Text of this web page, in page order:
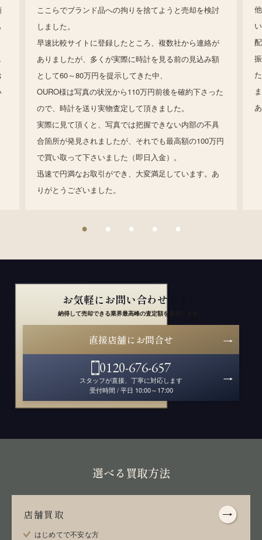
ここらでブランド品への拘りを捨てようと売却を検討
しました。
早速比較サイトに登録したところ、複数社から連絡が
ありましたが、多くが実際に時計を見る前の見込み額
として60～80万円を提示してきた中、
OURO様は写真の状況から110万円前後を確約下さった
ので、時計を送り実物査定して頂きました。
実際に見て頂くと、写真では把握できない内部の不具
合箇所が発見されましたが、それでも最高額の100万円
で買い取って下さいました（即日入金）。
迅速で円満なお取引ができ、大変満足しています。あ
りがとうございました。
お気軽にお問い合わせ下さい
納得して売却できる業界最高峰の査定額を提示します。
直接店舗にお問合せ
0120-676-657
スタッフが直接、丁寧に対応します
受付時間 / 平日 10:00～17:00
選べる買取方法
店舗買取
はじめてで不安な方